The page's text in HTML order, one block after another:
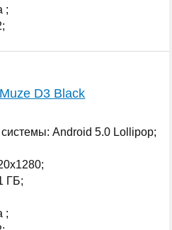
;
D3 Black
Android 5.0 Lollipop;
ГБ;
;